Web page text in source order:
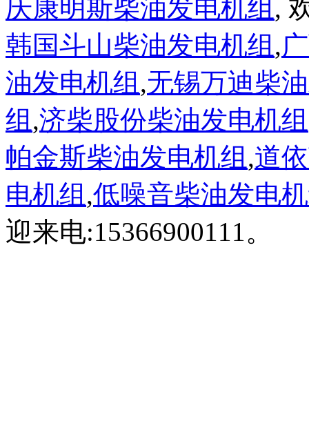
庆康明斯柴油发电机组 ,
韩国斗山柴油发电机组 ,
油发电机组 ,无锡万迪柴
组 ,济柴股份柴油发电机组
帕金斯柴油发电机组 ,道
电机组 ,低噪音柴油发电
迎来电:15366900111。